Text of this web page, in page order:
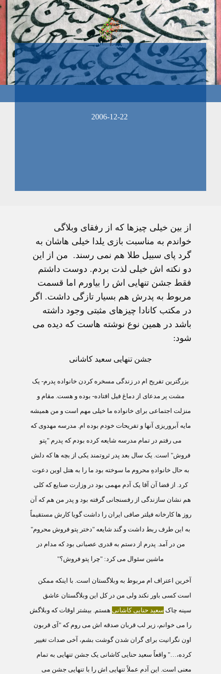
2006-12-22
از بين خيلی چيزها که از رفقای وبلاگی
خواندم به مناسبت بازی يلدا خيلی هاشان به
گرد پای سبيل طلا هم نمی رسند. من از اين
دو نکته اش خيلی لذت بردم. دوست داشتم
فقط جشن تنهايی اش را بياورم اما قسمت
مربوط به پدرش هم بسيار تازگی داشت. اگر
در مکتب کانادا چيزهای مثبتی وجود داشته
باشد در همين نوع نوشته هاست که ديده می
شود:
جشن تنهايی سعيد کاشانی
بزرگترين تفريح ام در زندگی مسخره کردن خانواده پدرم- يک
مشت پر مدعای از دماغ فيل افتاده- بوده و هست. مقام و
منزلت اجتماعی برای خانواده ما خيلی مهم است و من هميشه
مايه آبروريزی آنها و تفريحات خودم بوده ام. مدرسه مهدوی که
می رفتم در تمام مدرسه شايعه کرده بودم که پدرم "پتو
فروش" است. يک سال بعد پدر ثروتمند يکی از بچه ها که دلش
به حال خانوادهِ محروم ما سوخته بود ما را به هتل اوين دعوت
کرد. از قضا آن آقا يک آدم مهمی بود در وزارت صنايع که کلی
هم نشان سازندگی از رفسنجانی گرفته بود و پدر من هم که آن
روز ها کارخانه فيلتر صافی ایران را داشت گويا کارش مستقيماً
به این طرف ربط داشت و گند شايعه "دختر پتو فروش محروم"
من در آمد. پدرم از دستم به قدری عصبانی بود که مدام در
ماشين سئوال می کرد: "چرا پتو فروش؟"
آخرين اعتراف ام مربوط به وبلاگستان است. با اینکه ممکن
است کسی باور نکند ولی من در کل این وبلاگستان عاشق
سينه چاک سعيد حنايی کاشانی هستم. بيشتر اوقات که وبلاگش
را می خوانم، زير لب قربان صدقه اش می روم که "آی قربون
اون نگرانيت برای گران شدن گوشت بشم، آخی صدات تغيير
کرده،…" واقعاً سعيد حنايی کاشانی يک جشن تنهايی به تمام
معنی است. این آدم عملاً تنهايی اش را با تنهايی جشن می